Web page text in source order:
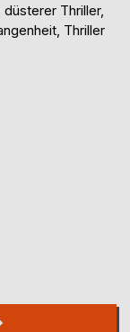
Thriller,
Thriller